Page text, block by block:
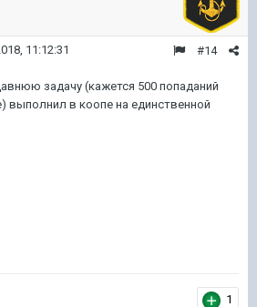
#14
11:12:31
задачу (кажется 500 попаданий
в коопе на единственной
1